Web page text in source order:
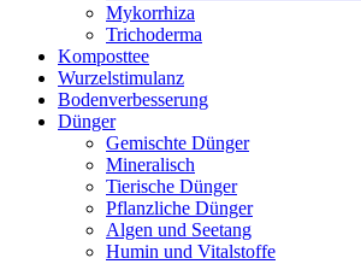
Mykorrhiza
Trichoderma
Komposttee
Wurzelstimulanz
Bodenverbesserung
Dünger
Gemischte Dünger
Mineralisch
Tierische Dünger
Pflanzliche Dünger
Algen und Seetang
Humin und Vitalstoffe